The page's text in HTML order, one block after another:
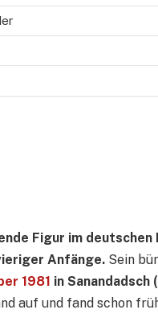
Figur im deutschen
Anfänge. Sein
1981 in Sanandadsch
auf und fand schon